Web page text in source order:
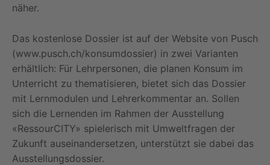
näher.
Das kostenlose Dossier ist auf der Website von Pusch
(www.pusch.ch/konsumdossier) in zwei Varianten
erhältlich: Für Lehrpersonen, die planen Konsum im
Unterricht zu thematisieren, bietet sich das Dossier
mit Lernmodulen und Lehrerkommentar an. Sollen
sich die Lernenden im Rahmen der Ausstellung
«RessourCITY» spielerisch mit Umweltfragen der
Zukunft auseinandersetzen, unterstützt sie dabei das
Ausstellungsdossier.